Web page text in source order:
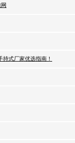
式厂家优选指南！